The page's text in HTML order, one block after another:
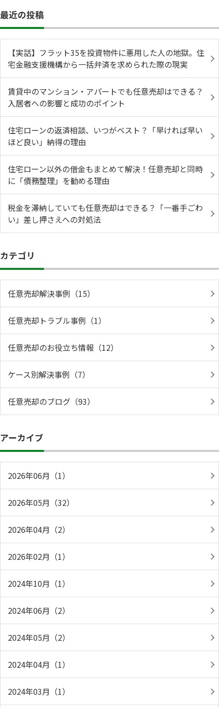
最近の投稿
【実話】フラット35を投資物件に悪用した人の地獄。住
宅金融支援機構から一括弁済を求められた際の現実
賃貸中のマンション・アパートでも任意売却はできる？
入居者への影響と成功のポイント
住宅ローンの返済相談、いつがベスト？「早ければ早い
ほど良い」納得の理由
住宅ローン以外の借金もまとめて解決！任意売却と同時
に「債務整理」を勧める理由
税金を滞納していても任意売却はできる？「一番手ごわ
い」差し押さえへの対処法
カテゴリ
任意売却解決事例（15）
任意売却トラブル事例（1）
任意売却のお役立ち情報（12）
ケース別解決事例（7）
任意売却のブログ（93）
アーカイブ
2026年06月（1）
2026年05月（32）
2026年04月（2）
2026年02月（1）
2024年10月（1）
2024年06月（2）
2024年05月（2）
2024年04月（1）
2024年03月（1）